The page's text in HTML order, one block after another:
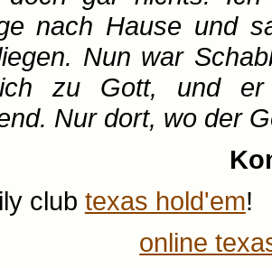
nach Hause und
Nun war
zu Gott, und er
Nur dort, wo der
club texas hold'em!
online